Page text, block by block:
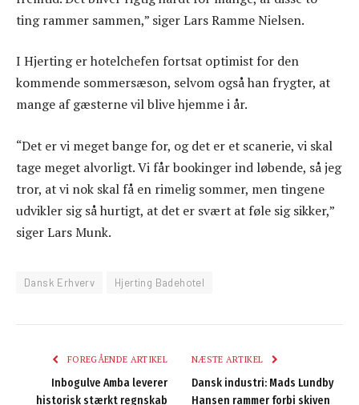
ting rammer sammen,” siger Lars Ramme Nielsen.
I Hjerting er hotelchefen fortsat optimist for den
kommende sommersæson, selvom også han frygter, at
mange af gæsterne vil blive hjemme i år.
“Det er vi meget bange for, og det er et scanerie, vi skal
tage meget alvorligt. Vi får bookinger ind løbende, så jeg
tror, at vi nok skal få en rimelig sommer, men tingene
udvikler sig så hurtigt, at det er svært at føle sig sikker,”
siger Lars Munk.
Dansk Erhverv Hjerting Badehotel
FOREGÅENDE ARTIKEL
Inbogulve Amba leverer
historisk stærkt regnskab
NÆSTE ARTIKEL
Dansk industri: Mads Lundby
Hansen rammer forbi skiven